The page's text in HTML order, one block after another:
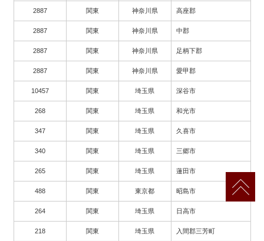
2887 関東 神奈川県 高座郡
2887 関東 神奈川県 中郡
2887 関東 神奈川県 足柄下郡
2887 関東 神奈川県 愛甲郡
10457 関東 埼玉県 深谷市
268 関東 埼玉県 和光市
347 関東 埼玉県 久喜市
340 関東 埼玉県 三郷市
265 関東 埼玉県 蓮田市
488 関東 東京都 昭島市
264 関東 埼玉県 日高市
218 関東 埼玉県 入間郡三芳町